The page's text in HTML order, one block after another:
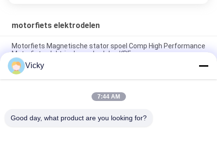
motorfiets elektrodelen
Motorfiets Magnetische stator spoel Comp High Performance
Motorfiets elektrische onderdelen KRF
Elektrische motorfiets relais connector Kriss 100 voor B2B
kopers Goede prestaties Mannelijke 6.3mm
Elektrische schakelaar relais voor NOUVO mannelijke
Vicky
7:44 AM
Good day, what product are you looking for?